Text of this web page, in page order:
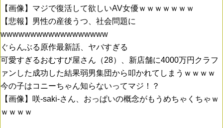
【画像】マジで復活して欲しいAV女優ｗｗｗｗｗｗｗ
【悲報】男性の産後うつ、社会問題に
wwwwwwwwwwwwwwwwww
ぐらんぶる原作最新話、ヤバすぎる
可愛すぎるおむすび屋さん（28）、新店舗に4000万円クラフ
ァンした成功した結果弱男集団から叩かれてしまうｗｗｗｗ
今の子はコニーちゃん知らないってマジ！？
【画像】咲-saki-さん、おっぱいの概念がもうめちゃくちゃｗ
ｗｗｗｗ